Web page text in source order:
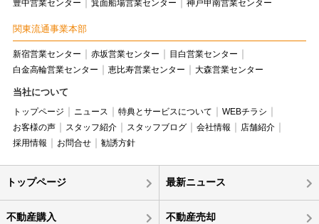
豊中営業センター
箕面船場営業センター 神戸甲南営業センター
関東流通事業本部
新宿営業センター 赤坂営業センター
目白営業センター
白金高輪営業センター
恵比寿営業センター 大森営業センター
当社について
トップページ ニュース 特典とサービスについて
WEBチラシ
お客様の声
スタッフ紹介 スタッフブログ 会社情報
店舗紹介
採用情報
お問合せ 勧誘方針
トップページ 最新ニュース
不動産購入 不動産売却